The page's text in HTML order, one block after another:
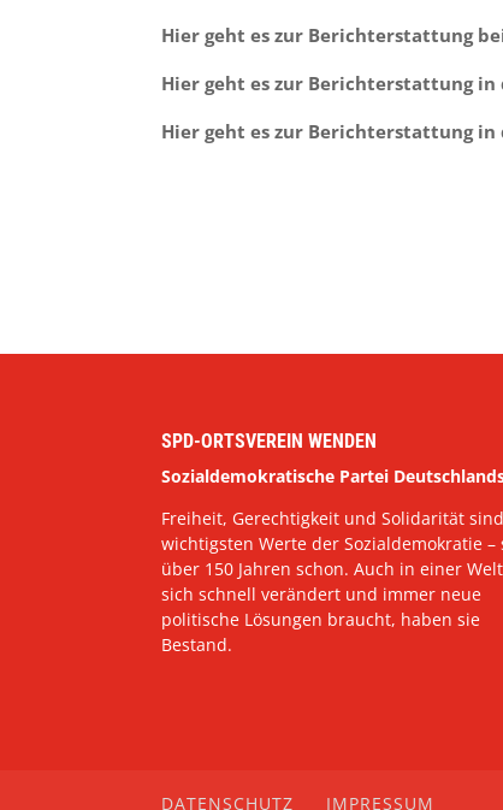
Hier geht es zur Berichterstattung
Hier geht es zur Berichterstattung in
Hier geht es zur Berichterstattung in
SPD-ORTSVEREIN WENDEN
Sozialdemokratische Partei
Freiheit, Gerechtigkeit und Solidarität
wichtigsten Werte der Sozialdemokratie –
über 150 Jahren schon. Auch in einer
sich schnell verändert und immer neue
politische Lösungen braucht, haben sie
Bestand.
DATENSCHUTZ IMPRESSUM